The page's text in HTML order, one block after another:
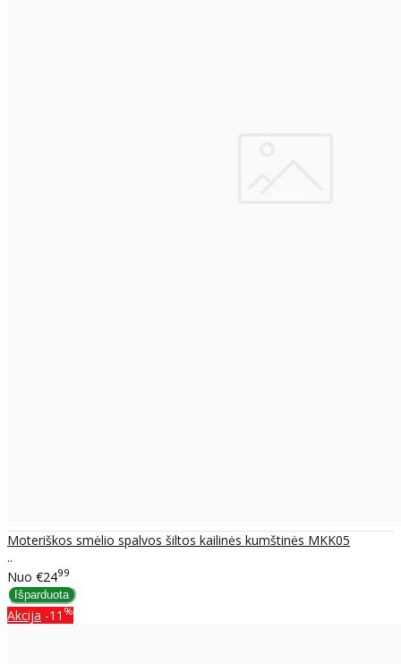
Moteriškos smėlio spalvos šiltos kailinės kumštinės MKK05
..
Nuo €2499
Akcija -11 %